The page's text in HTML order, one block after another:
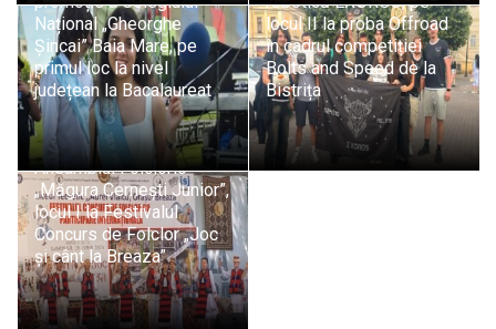
Național „Gheorghe
Șincai” Baia Mare, pe
primul loc la nivel
județean la Bacalaureat
locul II la proba Offroad
în cadrul competiției
Bolts and Speed de la
Bistrița
Ansamblul Folcloric
„Măgura Cernești Junior”,
locul I la Festivalul
Concurs de Folclor „Joc
și cânt la Breaza”